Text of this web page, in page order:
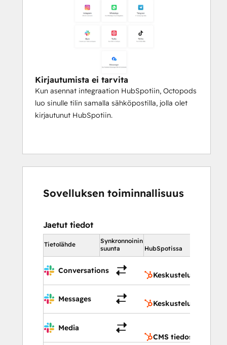
Kirjautumista ei tarvita
Kun asennat integraation HubSpotiin, Octopods
luo sinulle tilin samalla sähköpostilla, jolla olet
kirjautunut HubSpotiin.
Sovelluksen toiminnallisuus
Jaetut tiedot
Tietolähde
Synkronnoinin
suunta
HubSpotissa
Conversations
Keskustelut
Messages
Keskustelut
Media
CMS tiedostot